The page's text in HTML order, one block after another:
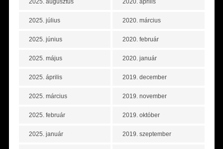
2025. augusztus
2025. július
2025. június
2025. május
2025. április
2025. március
2025. február
2025. január
2020. április
2020. március
2020. február
2020. január
2019. december
2019. november
2019. október
2019. szeptember